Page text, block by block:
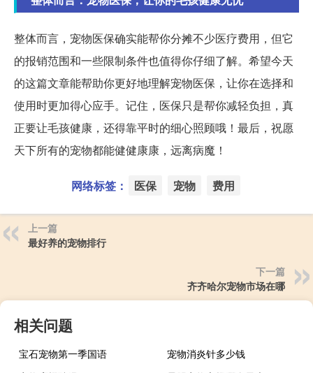
整体而言，宠物医保确实能帮你分摊不少医疗费用，但它
的报销范围和一些限制条件也值得你仔细了解。希望今天
的这篇文章能帮助你更好地理解宠物医保，让你在选择和
使用时更加得心应手。记住，医保只是帮你减轻负担，真
正要让毛孩健康，还得靠平时的细心照顾哦！最后，祝愿
天下所有的宠物都能健健康康，远离病魔！
网络标签： 医保 宠物 费用
上一篇
最好养的宠物排行
下一篇
齐齐哈尔宠物市场在哪
相关问题
宝石宠物第一季国语
宠物消炎针多少钱